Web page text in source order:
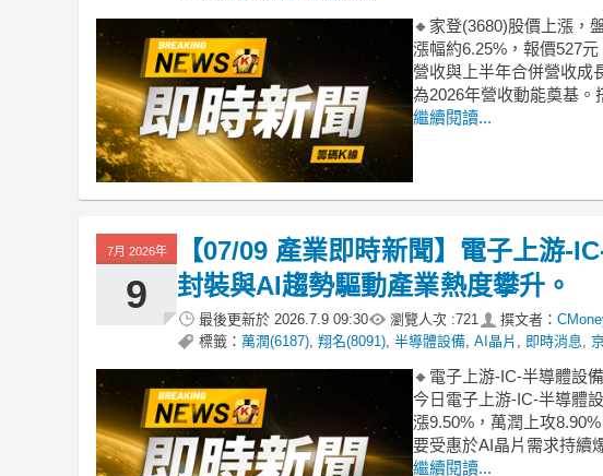
🔸家登(3680)股價上漲，
漲幅約6.25%，報價527
營收與上半年合併營收成
為2026年營收動能奠基。
繼續閱讀...
7月 2026年
9
【07/09 產業即時新聞】電子上游-
封裝與AI趨勢驅動產業熱度攀升。
最後更新於 2026.7.9 09:30 瀏覽人次 :721 撰文者：
標籤： 萬潤(6187) 翔名(8091) 半導體設備 AI晶片 即時消息
🔸電子上游-IC-半導體設
今日電子上游-IC-半導體
漲9.50%，萬潤上攻
要受惠於AI晶片需求持續
繼續閱讀...